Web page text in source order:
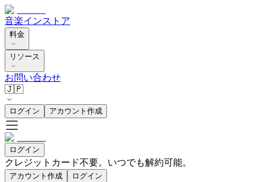
音楽インストア
料金
リソース
お問い合わせ
🇯🇵
ログイン アカウント作成
ログイン
クレジットカード不要。いつでも解約可能。
アカウント作成 ログイン